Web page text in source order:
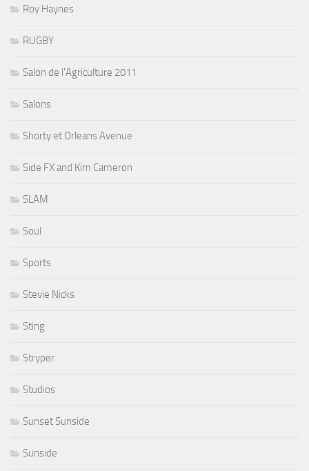
Roy Haynes
RUGBY
Salon de l'Agriculture 2011
Salons
Shorty et Orleans Avenue
Side FX and Kim Cameron
SLAM
Soul
Sports
Stevie Nicks
Sting
Stryper
Studios
Sunset Sunside
Sunside